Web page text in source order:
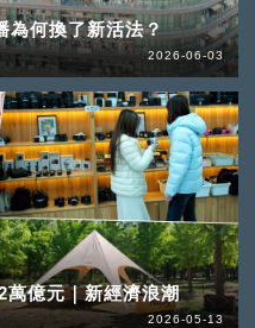
為何換了新活法？
2026-06-03
萬億元｜新經濟浪潮
2026-05-13